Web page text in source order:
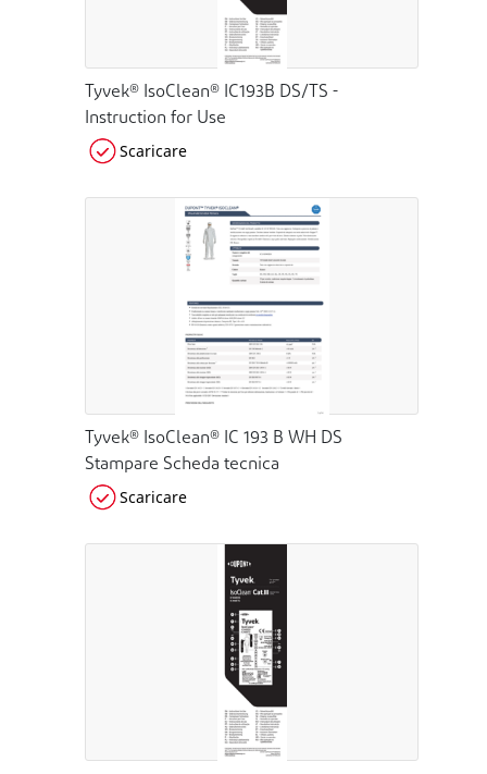
Tyvek® IsoClean® IC193B DS/TS -
Instruction for Use
Scaricare
Tyvek® IsoClean® IC 193 B WH DS
Stampare Scheda tecnica
Scaricare